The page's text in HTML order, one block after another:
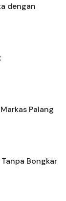
dengan
Palang
Bongkar